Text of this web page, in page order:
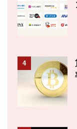
4